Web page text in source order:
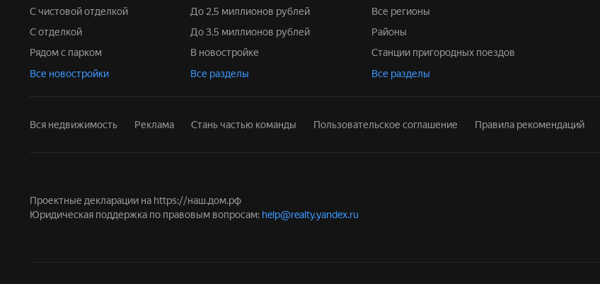
С чистовой отделкой
С отделкой
Рядом с парком
Все новостройки
До 2,5 миллионов рублей
До 3,5 миллионов рублей
В новостройке
Все разделы
Все регионы
Районы
Станции пригородных поездов
Все разделы
Вся недвижимость Реклама Стань частью команды Пользовательское соглашение Правила рекомендаций
Проектные декларации на https://наш.дом.рф
Юридическая поддержка по правовым вопросам: help@realty.yandex.ru